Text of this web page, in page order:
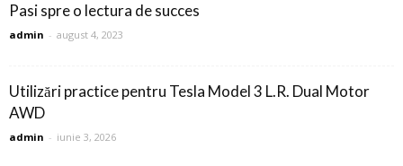
Pasi spre o lectura de succes
admin - august 4, 2023
Utilizări practice pentru Tesla Model 3 L.R. Dual Motor
AWD
admin - iunie 3, 2026